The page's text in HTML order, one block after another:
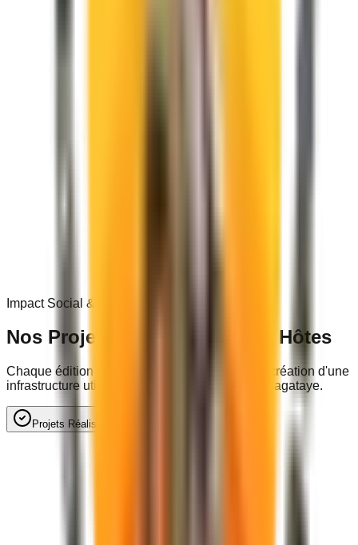
Impact Social & Communautaire
Nos Projets dans les Villages Hôtes
Chaque édition du festival finance en retour la création d'une
infrastructure utile aux populations locales du Bagataye.
Projets Réalisés